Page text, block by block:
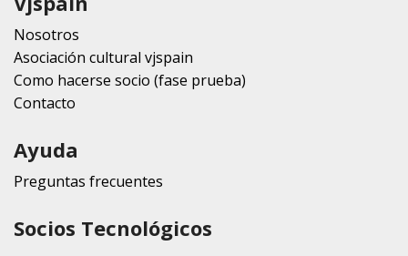
Nosotros
Asociación cultural vjspain
Como hacerse socio (fase prueba)
Contacto
Ayuda
Preguntas frecuentes
Socios Tecnológicos